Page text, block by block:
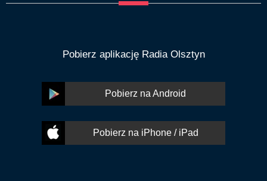
Pobierz aplikację Radia Olsztyn
Pobierz na Android
Pobierz na iPhone / iPad